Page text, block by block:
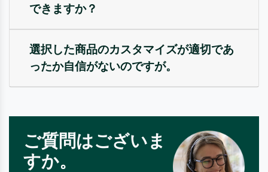
できますか？
選択した商品のカスタマイズが適切であ
ったか自信がないのですが。
ご質問はございま
すか。